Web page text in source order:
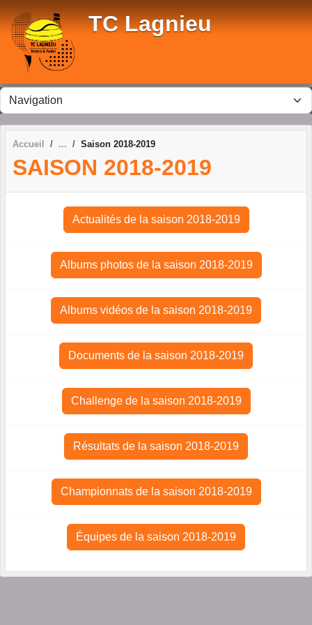
TC Lagnieu
Accueil Saison 2018-2019
SAISON 2018-2019
Actualités de la saison 2018-2019
Albums photos de la saison 2018-2019
Albums vidéos de la saison 2018-2019
Documents de la saison 2018-2019
Challenge de la saison 2018-2019
Résultats de la saison 2018-2019
Championnats de la saison 2018-2019
Équipes de la saison 2018-2019